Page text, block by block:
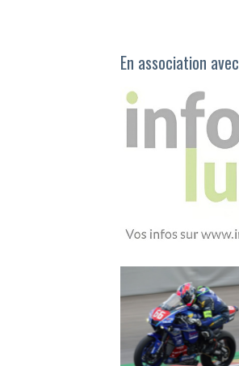
En association avec